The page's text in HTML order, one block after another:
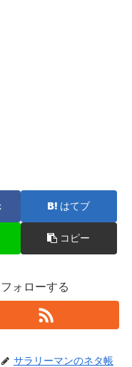
はてブ
コピー
ォローする
サラリーマンのネタ帳